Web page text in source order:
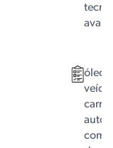
óleo
carro
com